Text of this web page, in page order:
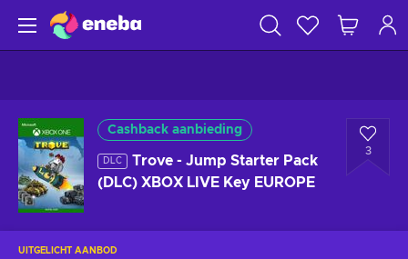
Cashback aanbieding
DLC
Trove - Jump Starter Pack
(DLC) XBOX LIVE Key EUROPE
3
UITGELICHT AANBOD